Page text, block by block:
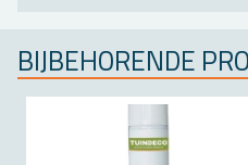
BIJ­BE­HO­REN­DE